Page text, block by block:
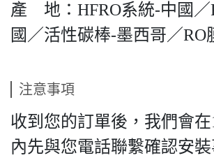
產 地：HFRO系統-中國／
國／活性碳棒-墨西哥／RO
注意事項
收到您的訂單後，我們會
內先與您電話聯繫確認安裝